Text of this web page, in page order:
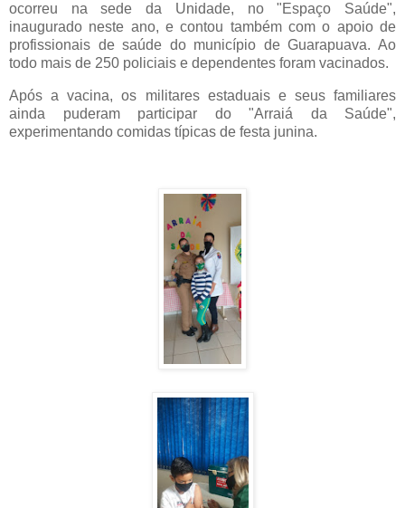
ocorreu na sede da Unidade, no "Espaço Saúde",
inaugurado neste ano, e contou também com o apoio de
profissionais de saúde do município de Guarapuava. Ao
todo mais de 250 policiais e dependentes foram vacinados.
Após a vacina, os militares estaduais e seus familiares
ainda puderam participar do "Arraiá da Saúde",
experimentando comidas típicas de festa junina.